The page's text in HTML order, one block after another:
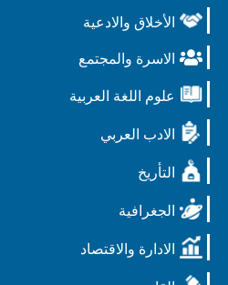
الأخلاق والادعية
الاسرة والمجتمع
علوم اللغة العربية
الادب العربي
التأريخ
الجغرافية
الادارة والاقتصاد